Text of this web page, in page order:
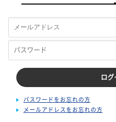
パスワードをお忘れの方
メールアドレスをお忘れの方